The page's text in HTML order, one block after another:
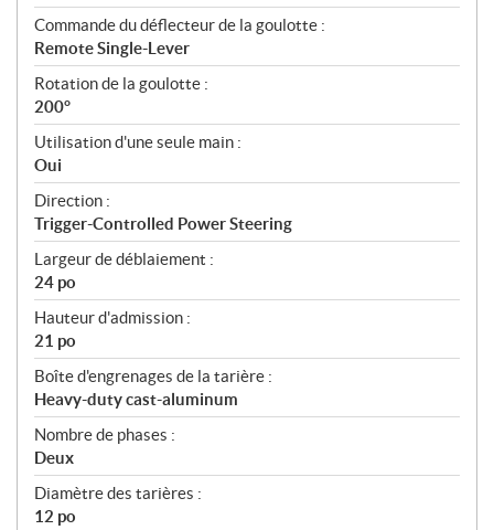
Commande du déflecteur de la goulotte :
Remote Single-Lever
Rotation de la goulotte :
200°
Utilisation d'une seule main :
Oui
Direction :
Trigger-Controlled Power Steering
Largeur de déblaiement :
24 po
Hauteur d'admission :
21 po
Boîte d'engrenages de la tarière :
Heavy-duty cast-aluminum
Nombre de phases :
Deux
Diamètre des tarières :
12 po